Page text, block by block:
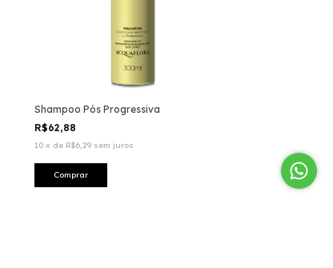
Shampoo Pós Progressiva
R$62,88
10 x de R$6,29 sem juros